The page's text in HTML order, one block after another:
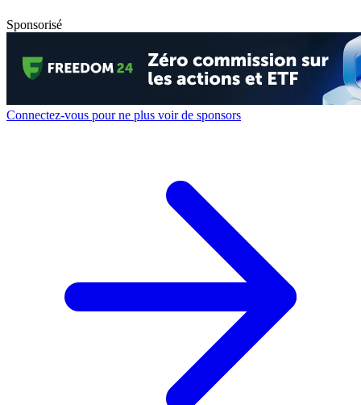
Sponsorisé
Connectez-vous pour ne plus voir de sponsors